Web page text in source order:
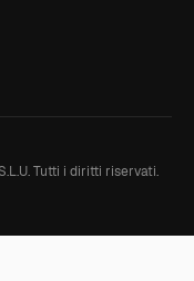
Tutti i diritti riservati.